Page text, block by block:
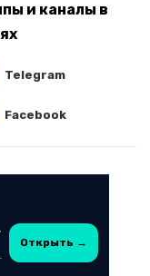
и каналы в
Telegram
Facebook
в Telegram
Открыть →